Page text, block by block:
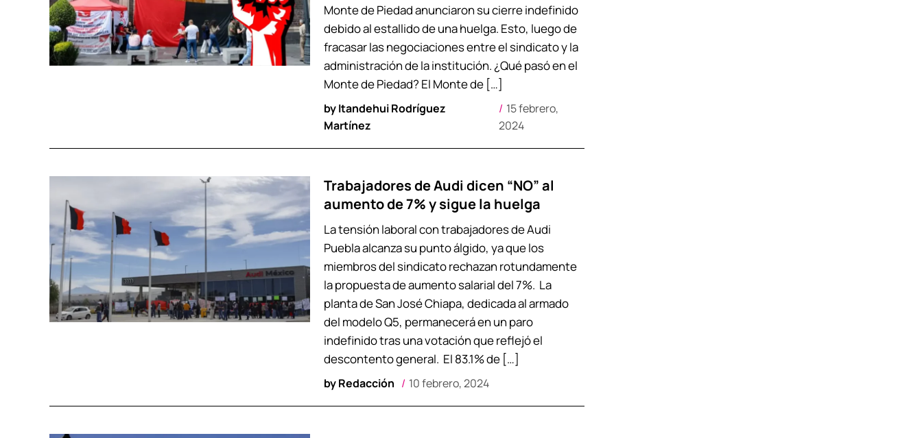
byItandehui Rodríguez
Martínez
15 febrero,
2024
Monte de Piedad anunciaron su cierre indefinido
debido al estallido de una huelga. Esto, luego de
fracasar las negociaciones entre el sindicato y la
administración de la institución. ¿Qué pasó en el
Monte de Piedad? El Monte de […]
Trabajadores de Audi dicen “NO” al
aumento de 7% y sigue la huelga
byRedacción 10 febrero, 2024
La tensión laboral con trabajadores de Audi
Puebla alcanza su punto álgido, ya que los
miembros del sindicato rechazan rotundamente
la propuesta de aumento salarial del 7%. La
planta de San José Chiapa, dedicada al armado
del modelo Q5, permanecerá en un paro
indefinido tras una votación que reflejó el
descontento general. El 83.1% de […]